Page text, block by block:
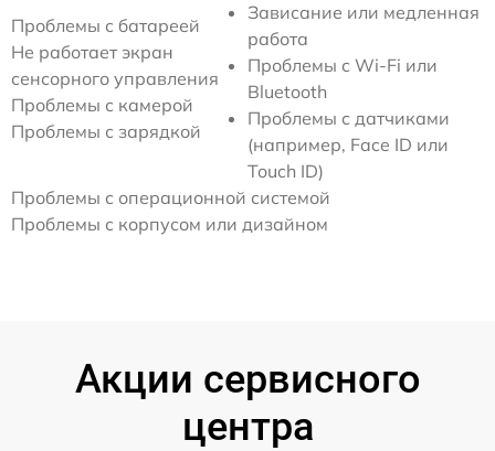
Проблемы с батареей
Не работает экран
сенсорного управления
Проблемы с камерой
Проблемы с зарядкой
Зависание или медленная
работа
Проблемы с Wi-Fi или
Bluetooth
Проблемы с датчиками
(например, Face ID или
Touch ID)
Проблемы с операционной системой
Проблемы с корпусом или дизайном
Акции сервисного
центра